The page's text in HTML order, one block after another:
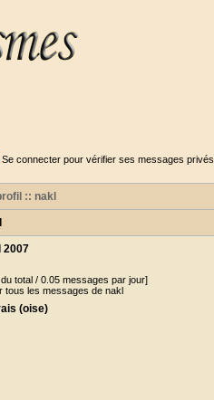
Se connecter pour vérifier ses messages privés
:: nakl
2007
total / 0.05 messages par jour]
tous les messages de nakl
(oise)